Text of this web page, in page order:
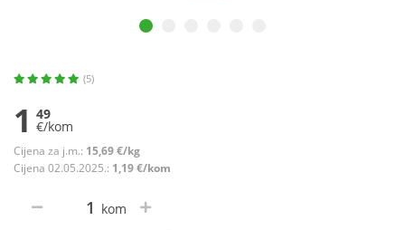
(5)
1 49
€/kom
Cijena za j.m.: 15,69 €/kg
Cijena 02.05.2025.: 1,19 €/kom
kom